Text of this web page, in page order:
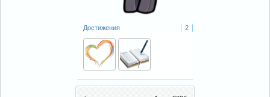
Достижения 2